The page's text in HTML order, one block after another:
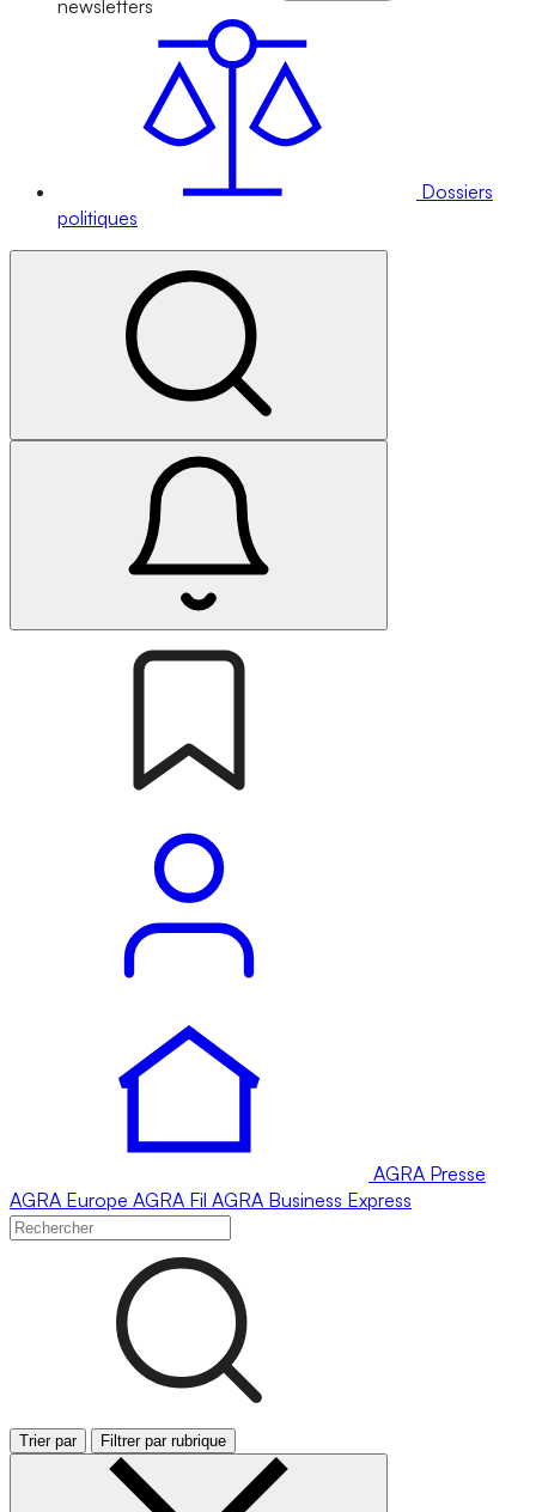
newsletters
Dossiers
politiques
AGRA Presse
AGRA Europe AGRA Fil AGRA Business Express
Trier par Filtrer par rubrique